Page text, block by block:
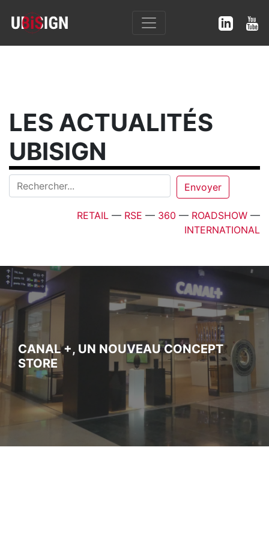
LES ACTUALITÉS
UBISIGN
RETAIL — RSE — 360 — ROADSHOW —
INTERNATIONAL
CANAL +, UN NOUVEAU CONCEPT
STORE